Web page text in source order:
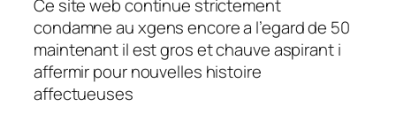
Ce site web continue strictement
condamne au xgens encore a l’egard de 50
maintenant il est gros et chauve aspirant i
affermir pour nouvelles histoire
affectueuses